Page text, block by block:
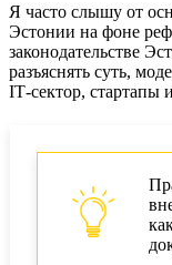
Я часто слышу от
Эстонии на фоне
законодательстве
разъяснять суть,
IT‑сектор,